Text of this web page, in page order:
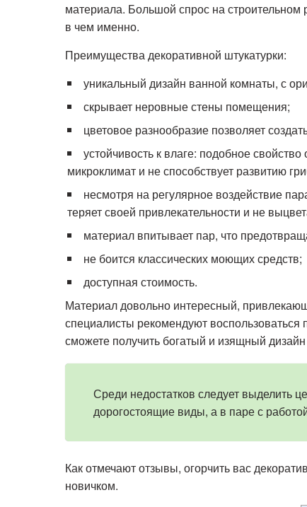
материала. Большой спрос на строительном
в чем именно.
Преимущества декоративной штукатурки:
уникальный дизайн ванной комнаты, с
скрывает неровные стены помещения;
цветовое разнообразие позволяет
устойчивость к влаге: подобное
микроклимат и не способствует развитию
несмотря на регулярное воздействие
теряет своей привлекательности и не
материал впитывает пар, что
не боится классических моющих средств;
доступная стоимость.
Материал довольно интересный,
специалисты рекомендуют
сможете получить богатый и изящный
Среди недостатков следует выделить
дорогостоящие виды, а в паре с
Как отмечают отзывы, огорчить вас
новичком.